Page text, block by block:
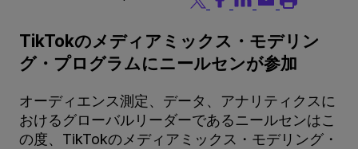
TikTokのメディアミックス・モデリン
グ・プログラムにニールセンが参加
オーディエンス測定、データ、アナリティクスに
おけるグローバルリーダーであるニールセンはこ
の度、TikTokのメディアミックス・モデリング・